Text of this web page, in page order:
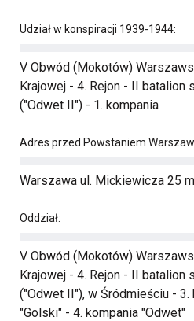
Udział w konspiracji 1939-1944:
V Obwód (Mokotów)
Krajowej - 4. Rejon - II batalion
("Odwet II") - 1. kompania
Adres przed Powstaniem
Warszawa ul. Mickiewicza 25
Oddział:
V Obwód (Mokotów)
Krajowej - 4. Rejon - II batalion
("Odwet II"), w Śródmieściu - 3.
"Golski" - 4. kompania "Odwet"